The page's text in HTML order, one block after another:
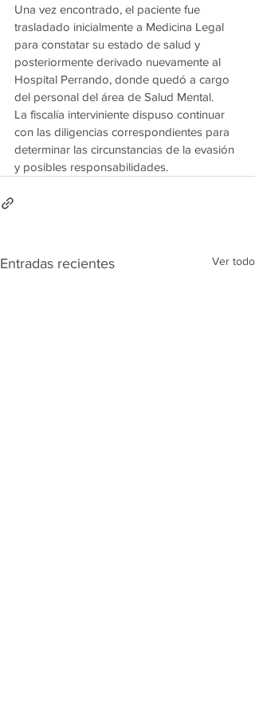
Una vez encontrado, el paciente fue
trasladado inicialmente a Medicina Legal
para constatar su estado de salud y
posteriormente derivado nuevamente al
Hospital Perrando, donde quedó a cargo
del personal del área de Salud Mental.
La fiscalía interviniente dispuso continuar
con las diligencias correspondientes para
determinar las circunstancias de la evasión
y posibles responsabilidades.
Entradas recientes Ver todo